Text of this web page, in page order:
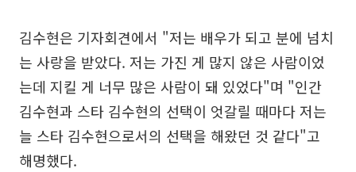
김수현은 기자회견에서 "저는 배우가 되고 분에 넘치
는 사랑을 받았다. 저는 가진 게 많지 않은 사람이었
는데 지킬 게 너무 많은 사람이 돼 있었다"며 "인간
김수현과 스타 김수현의 선택이 엇갈릴 때마다 저는
늘 스타 김수현으로서의 선택을 해왔던 것 같다"고
해명했다.